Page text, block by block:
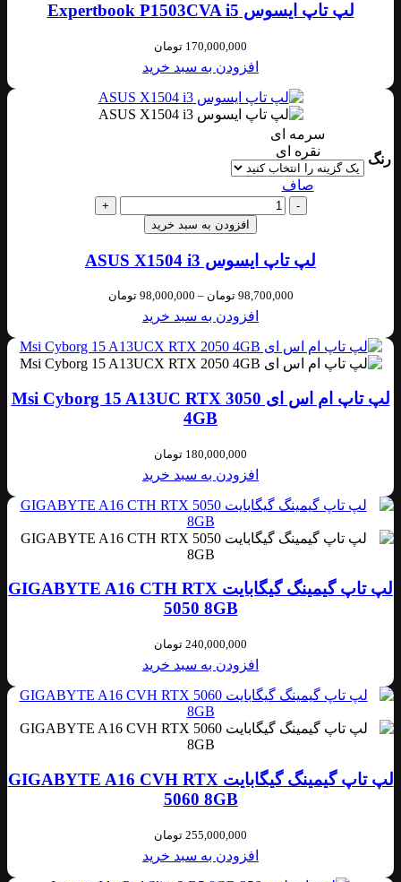
لپ تاپ ایسوس Expertbook P1503CVA i5
170,000,000 تومان
افزودن به سبد خرید
رنگ
سرمه ای
نقره ای
صاف
-
+
افزودن به سبد خرید
لپ تاپ ایسوس ASUS X1504 i3
98,700,000 تومان –
98,000,000 تومان
افزودن به سبد خرید
لپ تاپ ام اس ای Msi Cyborg 15 A13UC RTX 3050
4GB
180,000,000 تومان
افزودن به سبد خرید
لپ تاپ گیمینگ گیگابایت GIGABYTE A16 CTH RTX
5050 8GB
240,000,000 تومان
افزودن به سبد خرید
لپ تاپ گیمینگ گیگابایت GIGABYTE A16 CVH RTX
5060 8GB
255,000,000 تومان
افزودن به سبد خرید